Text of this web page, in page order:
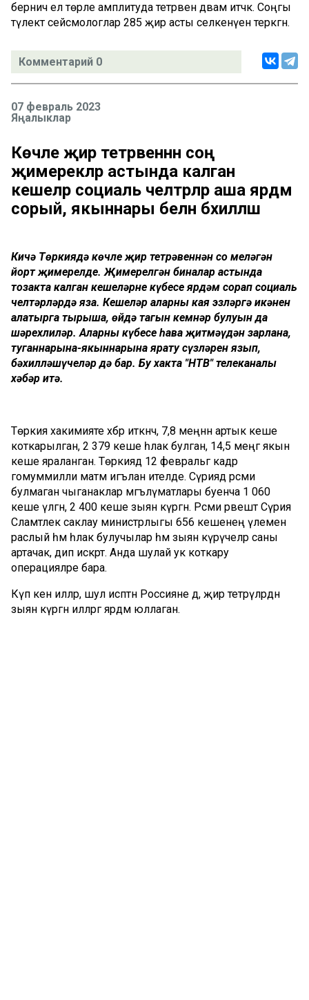
берничә ел төрле амплитуда тетрәвен дәвам итәчәк. Соңгы
тәүлектә сейсмологлар 285 җир асты селкенүен теркәгән.
Комментарий 0
07 февраль 2023
Яңалыклар
Көчле җир тетрәвеннән соң
җимерекләр астында калган
кешеләр социаль челтәрләр аша ярдәм
сорый, якыннары белән бәхилләшә
Кичә Төркиядә көчле җир тетрәвеннән соң меңләгән
йорт җимерелде. Җимерелгән биналар астында
тозакта калган кешеләрнең күбесе ярдәм сорап социаль
челтәрләрдә яза. Кешеләр аларны кая эзләргә икәнен
аңлатырга тырыша, өйдә тагын кемнәр булуын да
шәрехлиләр. Аларның күбесе һава җитмәүдән зарлана,
туганнарына-якыннарына ярату сүзләрен язып,
бәхилләшүчеләр дә бар. Бу хакта "НТВ" телеканалы
хәбәр итә.
Төркия хакимияте хәбәр иткәнчә, 7,8 меңнән артык кеше
коткарылган, 2 379 кеше һәлак булган, 14,5 меңгә якын
кеше яраланган. Төркиядә 12 февральгә кадәр
гомуммилли матәм игълан ителде. Сүриядә рәсми
булмаган чыганаклар мәгълүматлары буенча 1 060
кеше үлгән, 2 400 кеше зыян күргән. Рәсми рәвештә Сүрия
Сәламәтлек саклау министрлыгы 656 кешенең үлемен
раслый һәм һәлак булучылар һәм зыян күрүчеләр саны
артачак, дип искәртә. Анда шулай ук коткару
операцияләре бара.
Күп кенә илләр, шул исәптән Россияне дә, җир тетрәүләрдән
зыян күргән илләргә ярдәм юллаган.